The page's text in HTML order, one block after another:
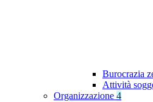
Burocrazia
Attività
Organizzazione 4